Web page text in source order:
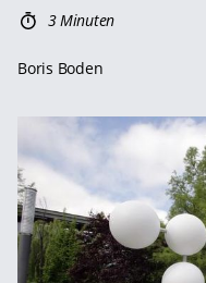
3 Minuten
Boris Boden